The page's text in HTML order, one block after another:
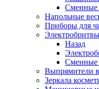
Сменные
Напольные
Приборы для
Назад
Сменные
Выпрямители
Зеркала